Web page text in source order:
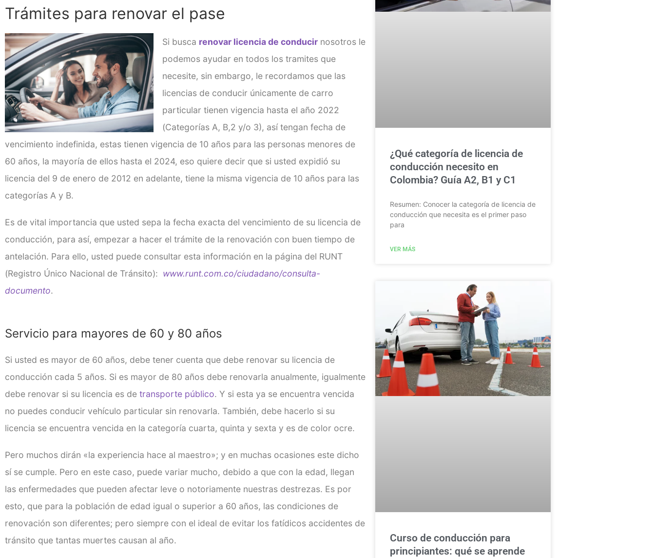
Trámites para renovar el pase
Si busca renovar licencia de conducirnosotros le
podemos ayudar en todos los tramites que
necesite, sin embargo, le recordamos que las
licencias de conducir únicamente de carro
particular tienen vigencia hasta el año 2022
(Categorías A, B,2 y/o 3), así tengan fecha de
vencimiento indefinida, estas tienen vigencia de 10 años para las personas menores de
60 años, la mayoría de ellos hasta el 2024, eso quiere decir que si usted expidió su
licencia del 9 de enero de 2012 en adelante, tiene la misma vigencia de 10 años para las
categorías A y B.
Es de vital importancia que usted sepa la fecha exacta del vencimiento de su licencia de
conducción, para así, empezar a hacer el trámite de la renovación con buen tiempo de
antelación. Para ello, usted puede consultar esta información en la página del RUNT
(Registro Único Nacional de Tránsito): www.runt.com.co/ciudadano/consulta-
documento.
Servicio para mayores de 60 y 80 años
Si usted es mayor de 60 años, debe tener cuenta que debe renovar su licencia de
conducción cada 5 años. Si es mayor de 80 años debe renovarla anualmente, igualmente
debe renovar si su licencia es de transporte público. Y si esta ya se encuentra vencida
no puedes conducir vehículo particular sin renovarla. También, debe hacerlo si su
licencia se encuentra vencida en la categoría cuarta, quinta y sexta y es de color ocre.
Pero muchos dirán «la experiencia hace al maestro»; y en muchas ocasiones este dicho
sí se cumple. Pero en este caso, puede variar mucho, debido a que con la edad, llegan
las enfermedades que pueden afectar leve o notoriamente nuestras destrezas. Es por
esto, que para la población de edad igual o superior a 60 años, las condiciones de
renovación son diferentes; pero siempre con el ideal de evitar los fatídicos accidentes de
tránsito que tantas muertes causan al año.
¿Qué categoría de licencia de
conducción necesito en
Colombia? Guía A2, B1 y C1
Resumen: Conocer la categoría de licencia de
conducción que necesita es el primer paso
para
VER MÁS
Curso de conducción para
principiantes: qué se aprende